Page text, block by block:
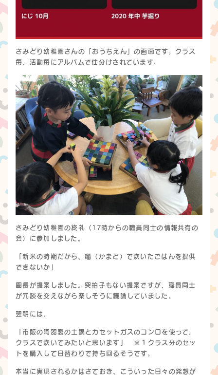
さみどり幼稚園さんの「おうちえん」の画面です。クラス
毎、活動毎にアルバムで仕分けされています。
さみどり幼稚園の終礼（17時からの職員同士の情報共有の
会）に参加しました。
「新米の時期だから、竈（かまど）で炊いたごはんを提供
できないか」
園長が提案しました。突拍子もない提案ですが、職員同士
が冗談を交えながら楽しそうに議論していました。
翌朝には、
「市販の陶器製の土鍋とカセットガスのコンロを使って、
クラスで炊いてみたいと思います」 ※１クラス分のセッ
トを購入して日替わりで持ち回るそうです。
本当に実現されるかはさておき、こういった日々の発想が